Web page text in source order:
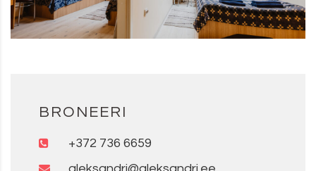
BRONEERI
+372 736 6659
aleksandri@aleksandri.ee